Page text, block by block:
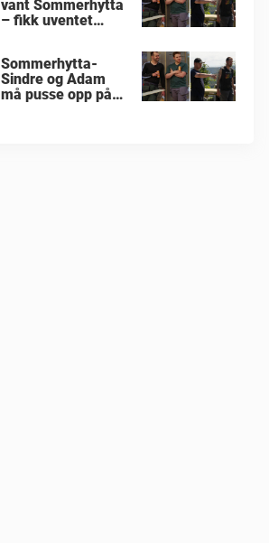
vant Sommerhytta
– fikk uventet
Sommerhytta-
Sindre og Adam
må pusse opp på